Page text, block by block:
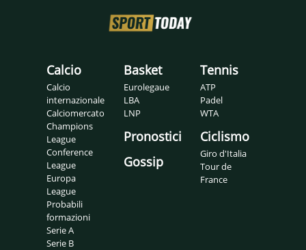
Calcio
Calcio
internazionale
Calciomercato
Champions
League
Conference
League
Europa
League
Probabili
formazioni
Serie A
Serie B
Basket
Eurolegaue
LBA
LNP
Pronostici
Gossip
Tennis
ATP
Padel
WTA
Ciclismo
Giro d'Italia
Tour de
France